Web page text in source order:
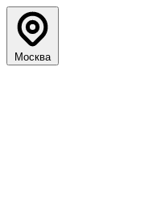
Москва